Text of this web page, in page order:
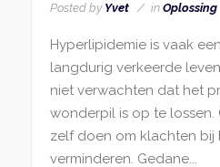
Posted by Yvet in Oplossing
Hyperlipidemie is vaak
langdurig verkeerde
niet verwachten dat het
wonderpil is op te lossen.
zelf doen om klachten bij
verminderen. Gedane...